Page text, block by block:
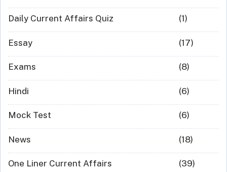
Daily Current Affairs Quiz (1)
Essay (17)
Exams (8)
Hindi (6)
Mock Test (6)
News (18)
One Liner Current Affairs (39)